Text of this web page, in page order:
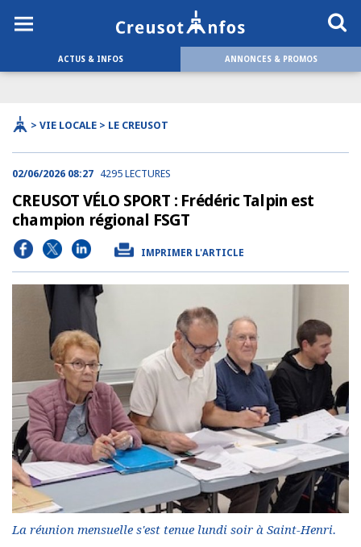
ACTUS & INFOS ANNONCES & PROMOS
> VIE LOCALE > LE CREUSOT
02/06/2026 08:27 4295 LECTURES
CREUSOT VÉLO SPORT : Frédéric Talpin est
champion régional FSGT
IMPRIMER L'ARTICLE
La réunion mensuelle s'est tenue lundi soir à Saint-Henri.